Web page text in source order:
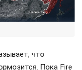
что
Пока Fire